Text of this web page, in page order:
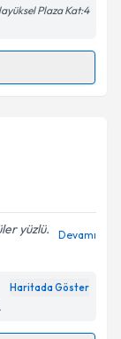
Plaza Kat:4
için bir
Aydınlatma
belirtilen
yüzlü.
Devamı
Haritada Göster